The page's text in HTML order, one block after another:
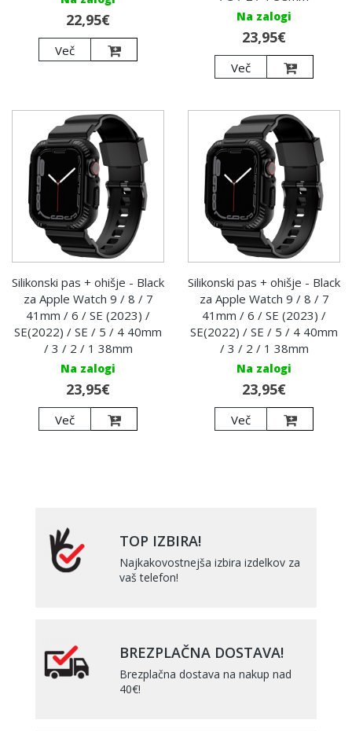
22,95€
Več
Na zalogi
23,95€
Več
Silikonski pas + ohišje - Black
za Apple Watch 9 / 8 / 7
41mm / 6 / SE (2023) /
SE(2022) / SE / 5 / 4 40mm
/ 3 / 2 / 1 38mm
Na zalogi
23,95€
Več
Silikonski pas + ohišje - Black
za Apple Watch 9 / 8 / 7
41mm / 6 / SE (2023) /
SE(2022) / SE / 5 / 4 40mm
/ 3 / 2 / 1 38mm
Na zalogi
23,95€
Več
TOP IZBIRA!
Najkakovostnejša izbira izdelkov za
vaš telefon!
BREZPLAČNA DOSTAVA!
Brezplačna dostava na nakup nad
40€!